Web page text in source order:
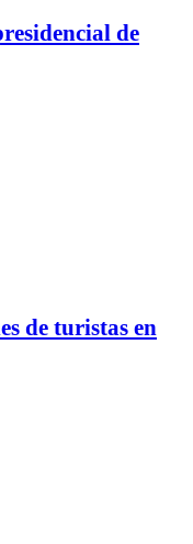
de
de turistas en